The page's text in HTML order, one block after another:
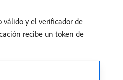
válido y el verificador de
recibe un token de